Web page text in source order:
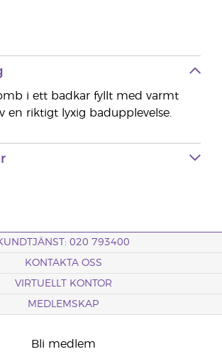
i ett badkar fyllt med varmt
en riktigt lyxig badupplevelse.
020 793400
KONTAKTA OSS
VIRTUELLT KONTOR
MEDLEMSKAP
Bli medlem